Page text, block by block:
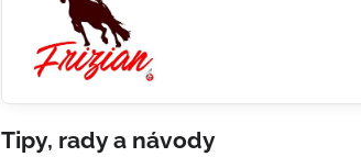
Tipy, rady a návody